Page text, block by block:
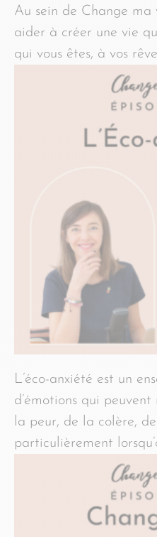
Au sein de Change ma
aider à créer une vie
qui vous êtes, à vos
L’éco-anxiété est un
d’émotions qui
la peur, de la colère,
particulièrement